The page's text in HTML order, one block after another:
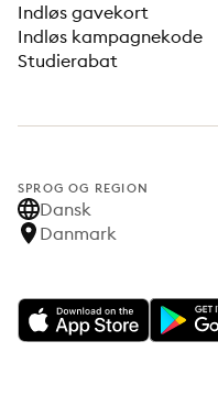
Indløs gavekort
Indløs kampagnekode
Studierabat
SPROG OG REGION
Dansk
Danmark